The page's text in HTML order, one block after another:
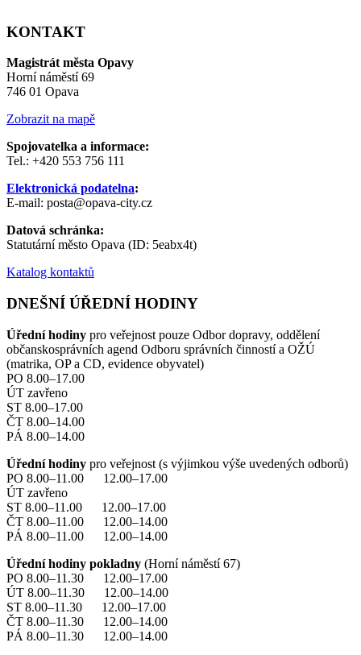
KONTAKT
Magistrát města Opavy
Horní náměstí 69
746 01 Opava
Zobrazit na mapě
Spojovatelka a informace:
Tel.: +420 553 756 111
Elektronická podatelna:
E-mail: posta@opava-city.cz
Datová schránka:
Statutární město Opava (ID: 5eabx4t)
Katalog kontaktů
DNEŠNÍ ÚŘEDNÍ HODINY
Úřední hodiny pro veřejnost pouze Odbor dopravy, oddělení
občanskosprávních agend Odboru správních činností a OŽÚ
(matrika, OP a CD, evidence obyvatel)
PO 8.00–17.00
ÚT zavřeno
ST 8.00–17.00
ČT 8.00–14.00
PÁ 8.00–14.00
Úřední hodiny pro veřejnost (s výjimkou výše uvedených odborů)
PO 8.00–11.00 12.00–17.00
ÚT zavřeno
ST 8.00–11.00 12.00–17.00
ČT 8.00–11.00 12.00–14.00
PÁ 8.00–11.00 12.00–14.00
Úřední hodiny pokladny (Horní náměstí 67)
PO 8.00–11.30 12.00–17.00
ÚT 8.00–11.30 12.00–14.00
ST 8.00–11.30 12.00–17.00
ČT 8.00–11.30 12.00–14.00
PÁ 8.00–11.30 12.00–14.00